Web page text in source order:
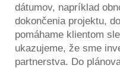
dátumov, napríklad
dokončenia projektu,
pomáhame klientom
ukazujeme, že sme
partnerstva. Do